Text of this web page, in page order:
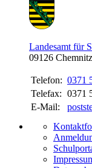
Landesamt für
09126 Chemnitz
Telefon: 0371
Telefax: 0371
E-Mail: